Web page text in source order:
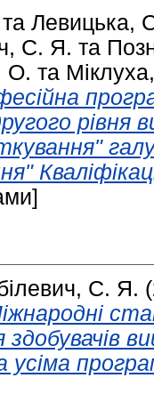
та Левицька,
С. Я. та
О. та
рівня
С. Я.